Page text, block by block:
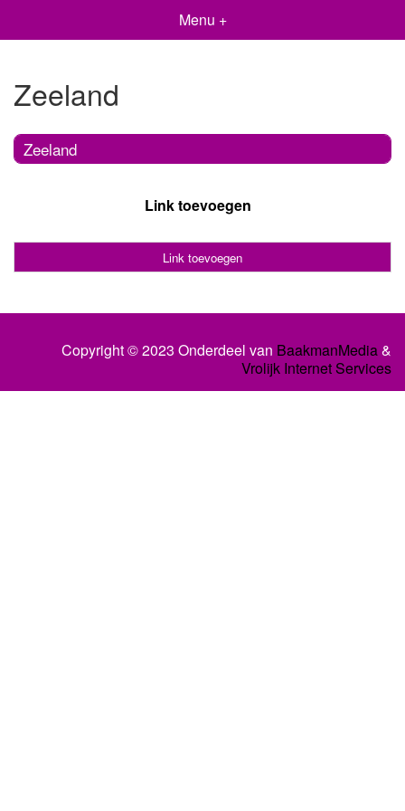
Menu +
Zeeland
Zeeland
Link toevoegen
Link toevoegen
Copyright © 2023 Onderdeel van BaakmanMedia&
Vrolijk Internet Services